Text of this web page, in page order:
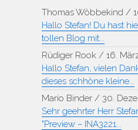
Thomas Wöbbekind /
Hallo Stefan! Du hast
tollen Blog mit...
Rüdiger Rook / 16.
Hallo Stefan, vielen
dieses schhöne kleine...
Mario Binder / 30.
Sehr geehrter Herr
"Preview – INA3221...